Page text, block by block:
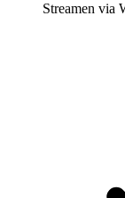
Streamen via